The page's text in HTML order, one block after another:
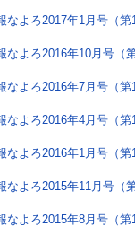
なよろ2017年1月号（第
なよろ2016年10月号（
なよろ2016年7月号（第
なよろ2016年4月号（第
なよろ2016年1月号（第
なよろ2015年11月号（
なよろ2015年8月号（第